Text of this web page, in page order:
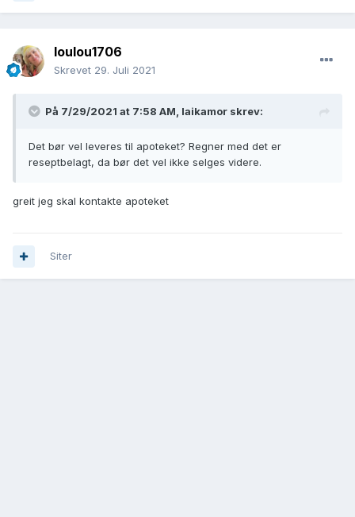
loulou1706
Skrevet 29. Juli 2021
På 7/29/2021 at 7:58 AM, laikamor skrev:
Det bør vel leveres til apoteket? Regner med det er
reseptbelagt, da bør det vel ikke selges videre.
greit jeg skal kontakte apoteket
Siter